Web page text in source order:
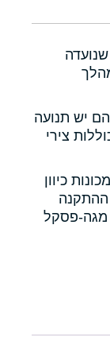
יש תנועה
צירי
כיוון
ההתקנה
מגה-פסקל